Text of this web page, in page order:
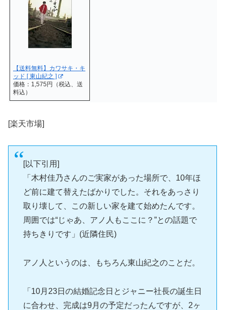
【送料無料】カワサキ・キ
ッド [ 東山紀之 ]
価格：1,575円（税込、送
料込）
[楽天市場]
[以下引用]
「木村佳乃さんのご実家があった場所で、10年ほ
ど前に建て替えたばかりでした。それをあっさり
取り壊して、この新しい家を建て始めたんです。
周囲では“じゃあ、アノ人もここに？”との話題で
持ちきりです」(近隣住民)
アノ人というのは、もちろん東山紀之のことだ。
「10月23日の結婚記念日とジャニー社長の誕生日
に合わせ、完成は9月の予定だったんですが、2ヶ